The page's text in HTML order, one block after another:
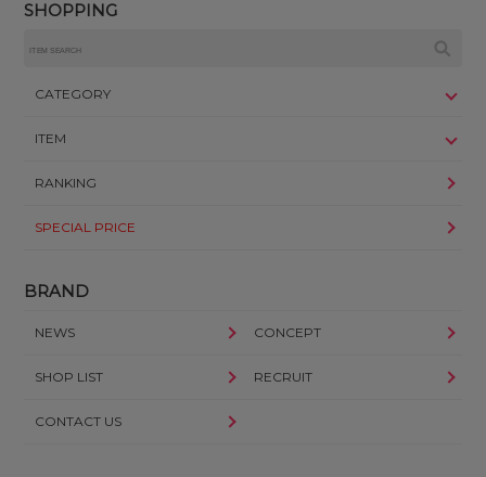
SHOPPING
CATEGORY
ITEM
RANKING
SPECIAL PRICE
BRAND
NEWS CONCEPT
SHOP LIST RECRUIT
CONTACT US